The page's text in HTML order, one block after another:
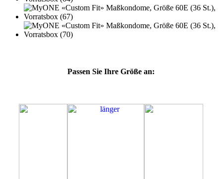
Passen Sie Ihre Größe an: